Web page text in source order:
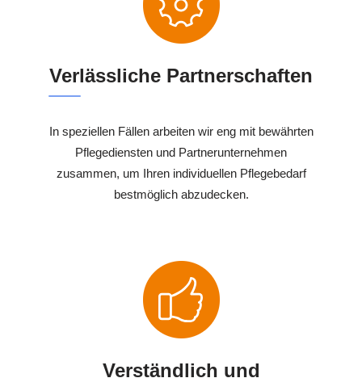
Verlässliche Partnerschaften
In speziellen Fällen arbeiten wir eng mit bewährten
Pflegediensten und Partnerunternehmen
zusammen, um Ihren individuellen Pflegebedarf
bestmöglich abzudecken.
Verständlich und